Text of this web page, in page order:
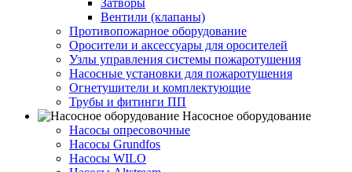
Вентили (клапаны)
Противопожарное оборудование
Оросители и аксессуары для оросителей
Узлы управления системы пожаротушения
Насосные установки для пожаротушения
Огнетушители и комплектующие
Трубы и фитинги ПП
Насосное оборудование
Насосы опресовочные
Насосы Grundfos
Насосы WILO